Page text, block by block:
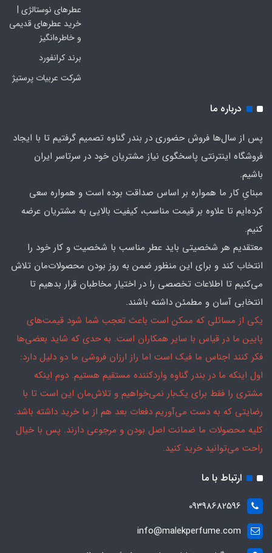
عطرهای نوستالژی |
خرید عطرهای قدیمی
و خاطره‌انگیز
برند کرانفورد
شرکت عربیات پرستیژ
درباره ما
پس از سال‌ها فروش حضوری در بندر گناوه تصمیم گرفتیم تا با ایجاد
فروشگاه اینترنتی پاسخگوی نیاز مشتریان خود در سرتاسر ایران
باشیم.
مبنایِ کار ما همواره بر اساس صداقت بوده است و همواره سعی
کرده‌ایم تا علاوه بر قیمت مناسب، کیفیت بالایی به مشتریان عرضه
کنیم.
معتقدیم هر شخصیتی باید عطر مناسب با شخصیت و کار خود را
انتخاب کند و برای این منظور ضمن به روز بودن محصولات‌مان تلاش
می‌کنیم تا اطلاعات تخصصی را در اختیار مخاطبان قرار بدهیم تا
انتخابی آسان و مطمئن داشته باشند.
یکی از مسائلی که ممکن است باعث تعجب شما شود قیمت‌های
پایین ما در قیاس با سایر همکاران است. به حدی که شاید بعضی‌ها
فکر کنند اجناس ما فیک است اما راز ارزان فروشی ما دو دلیل دارد:
اول اینکه ما در بندر گناوه واردکننده مستقیم هستیم. دوم اینکه
مشتری را فقط برای یک‌بار نمی‌خواهیم و تلاش‌مان این است تا با
رضایتی که به دست می‌آوریم دفعات بعد هم از ما خرید داشته باشد.
کلیه محصولات ما ضمانت اصل بودن و مرجوعی دارند. پس با خیال
راحت می‌توانید خرید کنید.
ارتباط با ما
09398682596
info@malekperfume.com